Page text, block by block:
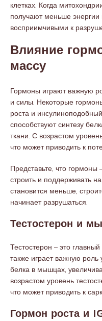
клетках. Когда
получают меньше энергии
восприимчивыми к
Влияние
массу
Гормоны играют важную
и силы. Некоторые
роста и
способствуют синтезу
ткани. С возрастом
что может приводить к
Представьте, что гормоны
строить и поддерживать
становится меньше,
начинает разрушаться.
Тестостерон и
Тестостерон – это
также играет важную
белка в мышцах,
возрастом уровень
что может приводить к
Гормон роста и